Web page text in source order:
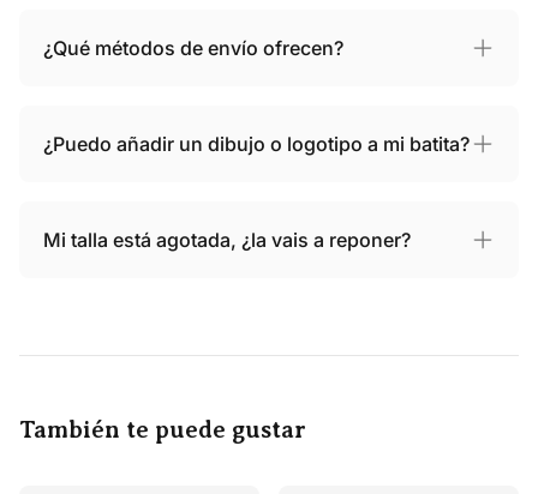
¿Qué métodos de envío ofrecen?
¿Puedo añadir un dibujo o logotipo a mi batita?
Mi talla está agotada, ¿la vais a reponer?
También te puede gustar